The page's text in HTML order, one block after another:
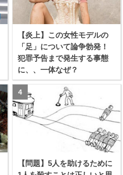
【炎上】この女性モデルの
「足」について論争勃発！
犯罪予告まで発生する事態
に、、一体なぜ？
【問題】5人を助けるために